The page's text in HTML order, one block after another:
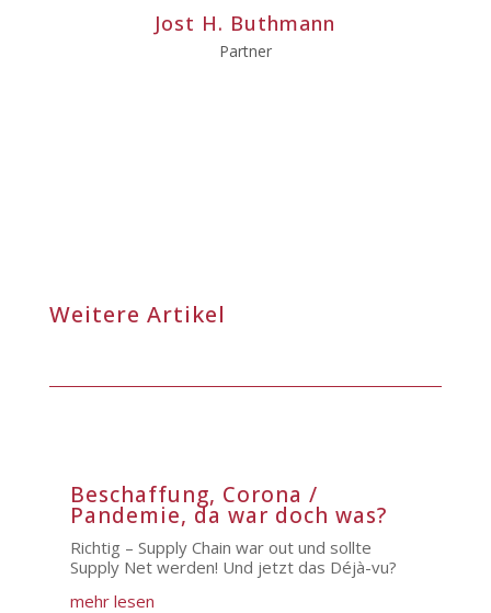
Jost H. Buthmann
Partner
Weitere Artikel
Beschaffung, Corona /
Pandemie, da war doch was?
Richtig – Supply Chain war out und sollte
Supply Net werden! Und jetzt das Déjà-vu?
mehr lesen